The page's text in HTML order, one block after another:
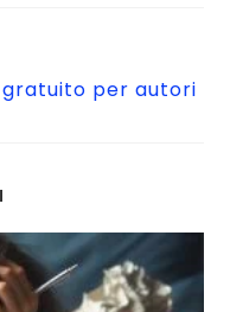
per autori